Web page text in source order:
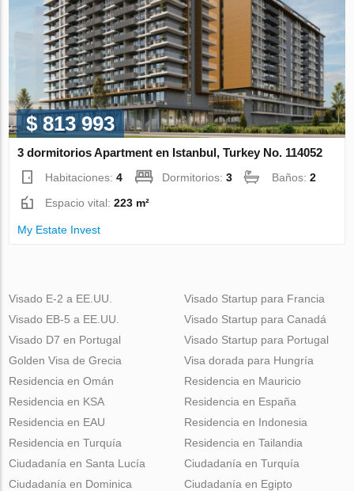
$ 813 993
3 dormitorios Apartment en Istanbul, Turkey No. 114052
Habitaciones:4 Dormitorios:3 Baños:2
Espacio vital:223 m²
My Estate Invest
Visado E-2 a EE.UU.
Visado EB-5 a EE.UU.
Visado D7 en Portugal
Golden Visa de Grecia
Visado Startup para Francia
Visado Startup para Canadá
Visado Startup para Portugal
Visa dorada para Hungría
Residencia en Omán
Residencia en KSA
Residencia en EAU
Residencia en Turquía
Residencia en Mauricio
Residencia en España
Residencia en Indonesia
Residencia en Tailandia
Ciudadanía en Santa Lucía
Ciudadanía en Dominica
Ciudadanía en Turquía
Ciudadanía en Egipto